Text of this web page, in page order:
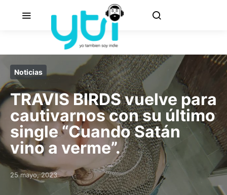
Noticias
TRAVIS BIRDS vuelve para
cautivarnos con su último
single “Cuando Satán
vino a verme”.
Posted on
25 mayo, 2023